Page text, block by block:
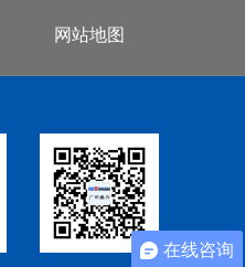
网站地图
在线咨询